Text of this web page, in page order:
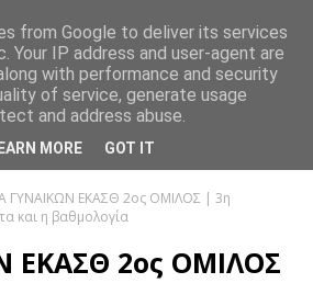
ΓΥΝΑΙΚΩΝ ΕΚΑΣΘ 2ος ΟΜΙΛΟΣ | 3η
και η βαθμολογία
ΕΚΑΣΘ 2ος ΟΜΙΛΟΣ
from Google to deliver its services
Your IP address and user-agent are
with performance and security
of service, generate usage
and address abuse.
MORE GOT IT